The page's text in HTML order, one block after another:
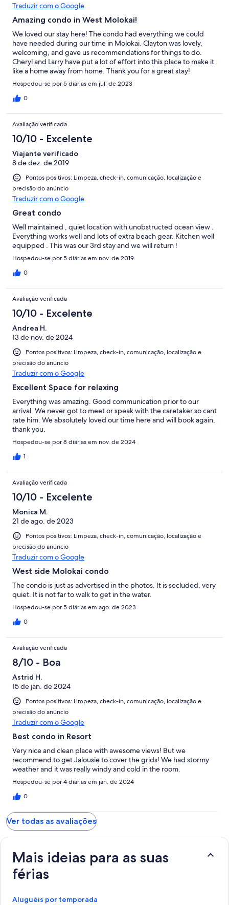
Traduzir com o Google
Amazing condo in West Molokai!
We loved our stay here! The condo had everything we could
have needed during our time in Molokai. Clayton was lovely,
welcoming, and gave us recommendations for things to do.
Cheryl and Larry have put a lot of effort into this place to make it
like a home away from home. Thank you for a great stay!
Hospedou-se por 5 diárias em jul. de 2023
0
Avaliação verificada
10/10 - Excelente
Viajante verificado
8 de dez. de 2019
Pontos positivos: Limpeza, check-in, comunicação, localização e
precisão do anúncio
Traduzir com o Google
Great condo
Well maintained , quiet location with unobstructed ocean view .
Everything works well and lots of extra beach gear. Kitchen well
equipped . This was our 3rd stay and we will return !
Hospedou-se por 5 diárias em nov. de 2019
0
Avaliação verificada
10/10 - Excelente
Andrea H.
13 de nov. de 2024
Pontos positivos: Limpeza, check-in, comunicação, localização e
precisão do anúncio
Traduzir com o Google
Excellent Space for relaxing
Everything was amazing. Good communication prior to our
arrival. We never got to meet or speak with the caretaker so cant
rate him. We absolutely loved our time here and will book again,
thank you.
Hospedou-se por 8 diárias em nov. de 2024
1
Avaliação verificada
10/10 - Excelente
Monica M.
21 de ago. de 2023
Pontos positivos: Limpeza, check-in, comunicação, localização e
precisão do anúncio
Traduzir com o Google
West side Molokai condo
The condo is just as advertised in the photos. It is secluded, very
quiet. It is not far to walk to get in the water.
Hospedou-se por 5 diárias em ago. de 2023
0
Avaliação verificada
8/10 - Boa
Astrid H.
15 de jan. de 2024
Pontos positivos: Limpeza, check-in, comunicação, localização e
precisão do anúncio
Traduzir com o Google
Best condo in Resort
Very nice and clean place with awesome views! But we
recommend to get Jalousie to cover the grids! We had stormy
weather and it was really windy and cold in the room.
Hospedou-se por 4 diárias em jan. de 2024
0
Ver todas as avaliações
Mais ideias para as suas
férias
Aluguéis por temporada